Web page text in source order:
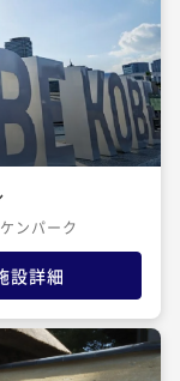
ンパーク
設詳細